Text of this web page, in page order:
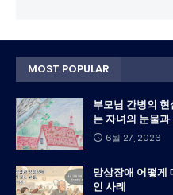
MOST POPULAR
부모님 간병의
는 자녀의 눈물
6월 27, 2026
망상장애 어떻게
인 사례